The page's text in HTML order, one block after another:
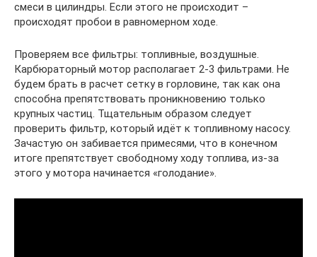
смеси в цилиндры. Если этого не происходит –
происходят пробои в равномерном ходе.
Проверяем все фильтры: топливные, воздушные.
Карбюраторный мотор располагает 2-3 фильтрами. Не
будем брать в расчет сетку в горловине, так как она
способна препятствовать проникновению только
крупных частиц. Тщательным образом следует
проверить фильтр, который идёт к топливному насосу.
Зачастую он забивается примесями, что в конечном
итоге препятствует свободному ходу топлива, из-за
этого у мотора начинается «голодание».